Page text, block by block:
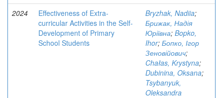
2024
Effectiveness of Extra-
curricular Activities in the Self-
Development of Primary
School Students
Bryzhak, Nadiia;
Брижак, Надія
Юріївна; Bopko,
Ihor; Бопко, Ігор
Зеновійович;
Chałas, Krystyna;
Dubinina, Oksana;
Tsybanyuk,
Oleksandra